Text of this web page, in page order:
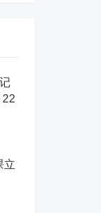
立